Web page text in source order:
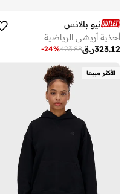
نيو بالانس
أحذية أريشي الرياضية
ر.ق323.12
423.88
-24%
الأكثر مبيعا